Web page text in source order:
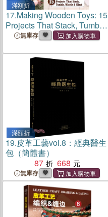
滿額折
17.Making Wooden Toys: 15
Projects That Stack, Tumble,
Whistle & Climb
無庫存
滿額折
19.皮革工藝vol.8：經典醫生
包（簡體書）
87
668
無庫存